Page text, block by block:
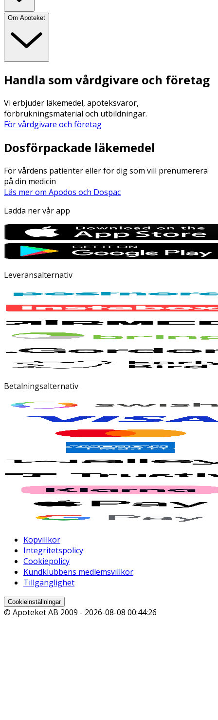
Om Apoteket
Handla som vårdgivare och företag
Vi erbjuder läkemedel, apoteksvaror,
förbrukningsmaterial och utbildningar.
För vårdgivare och företag
Dosförpackade läkemedel
För vårdens patienter eller för dig som vill prenumerera
på din medicin
Läs mer om Apodos och Dospac
Ladda ner vår app
Leveransalternativ
Betalningsalternativ
Köpvillkor
Integritetspolicy
Cookiepolicy
Kundklubbens medlemsvillkor
Tillgänglighet
Cookieinställningar
© Apoteket AB 2009 - 2026-08-08 00:44:26